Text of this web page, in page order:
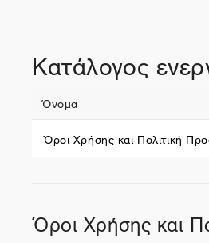
Κατάλογος
Όνομα
Όροι Χρήσης και Πολιτική
Όροι Χρήσης και